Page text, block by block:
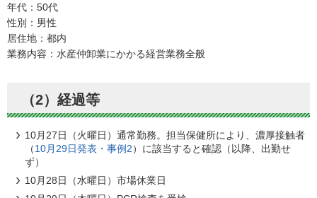
年代：50代
性別：男性
居住地：都内
業務内容：水産仲卸業にかかる経営業務全般
（2）経過等
10月27日（火曜日）通常勤務。担当保健所により、濃厚接触者
（10月29日発表・事例2）に該当すると確認（以降、出勤せ
ず）
10月28日（水曜日）市場休業日